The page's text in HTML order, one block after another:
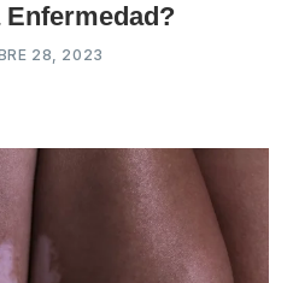
Enfermedad?
28, 2023